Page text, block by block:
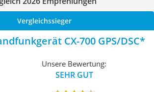
Vergleichssieger
CX-700 GPS/DSC
Unsere Bewertung:
SEHR GUT